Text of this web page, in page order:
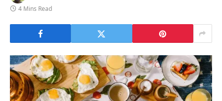
4 Mins Read